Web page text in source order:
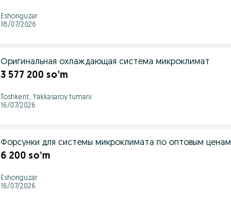
Eshonguzar
18/07/2026
Оригинальная охлаждающая система микроклимат
3 577 200 so’m
Toshkent, Yakkasaroy tumani
16/07/2026
Форсунки для системы микроклимата по оптовым ценам
6 200 so’m
Eshonguzar
16/07/2026